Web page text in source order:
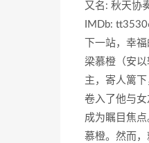
又名: 秋天协
IMDb:
下一站，幸福
梁慕橙（安
主，寄人篱
卷入了他与
成为瞩目焦
慕橙。然而